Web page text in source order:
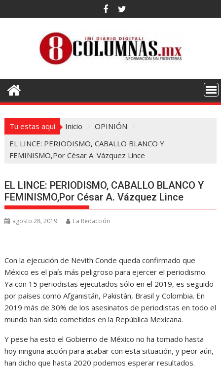
al
Tu estas aquí Inicio
OPINIÓN
EL LINCE: PERIODISMO, CABALLO BLANCO Y
FEMINISMO,Por César A. Vázquez Lince
EL LINCE: PERIODISMO, CABALLO BLANCO Y
FEMINISMO,Por César A. Vázquez Lince
agosto 28, 2019 La Redacción
Con la ejecución de Nevith Conde queda confirmado que
México es el país más peligroso para ejercer el periodismo.
Ya con 15 periodistas ejecutados sólo en el 2019, es seguido
por países como Afganistán, Pakistán, Brasil y Colombia. En
2019 más de 30% de los asesinatos de periodistas en todo el
mundo han sido cometidos en la República Mexicana.
Y pese ha esto el Gobierno de México no ha tomado hasta
hoy ninguna acción para acabar con esta situación, y peor aún,
han dicho que hasta 2020 podemos esperar resultados.